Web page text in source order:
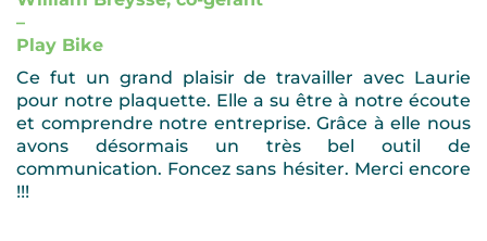
–
Play Bike
Ce fut un grand plaisir de travailler avec Laurie
pour notre plaquette. Elle a su être à notre écoute
et comprendre notre entreprise. Grâce à elle nous
avons désormais un très bel outil de
communication. Foncez sans hésiter. Merci encore
!!!